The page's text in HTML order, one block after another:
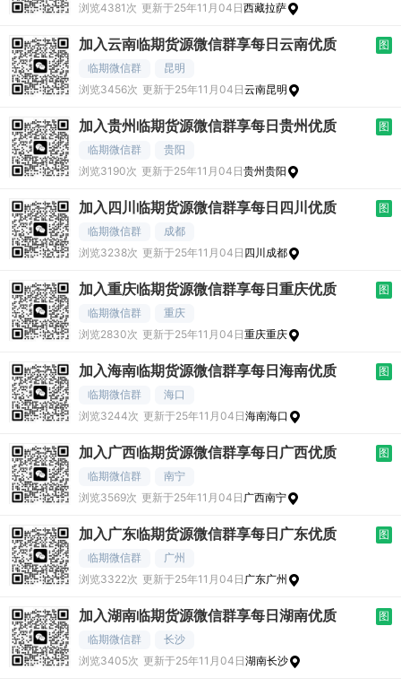
浏览4381次 更新于25年11月04日西藏拉萨
加入云南临期货源微信群享每日云南优质
图
临期微信群
昆明
浏览3456次 更新于25年11月04日云南昆明
加入贵州临期货源微信群享每日贵州优质
图
临期微信群
贵阳
浏览3190次 更新于25年11月04日贵州贵阳
加入四川临期货源微信群享每日四川优质
图
临期微信群
成都
浏览3238次 更新于25年11月04日 四川成都
加入重庆临期货源微信群享每日重庆优质
图
临期微信群
重庆
浏览2830次 更新于25年11月04日重庆重庆
加入海南临期货源微信群享每日海南优质
图
临期微信群
海口
浏览3244次 更新于25年11月04日海南海口
加入广西临期货源微信群享每日广西优质
图
临期微信群
南宁
浏览3569次 更新于25年11月04日 广西南宁
加入广东临期货源微信群享每日广东优质
图
临期微信群
广州
浏览3322次 更新于25年11月04日 广东广州
加入湖南临期货源微信群享每日湖南优质
图
临期微信群
长沙
浏览3405次 更新于25年11月04日湖南长沙